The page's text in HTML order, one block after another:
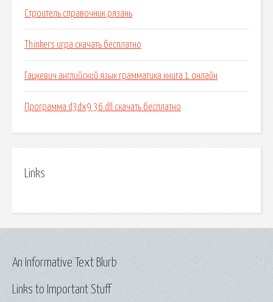
Строитель справочник рязань
Thinkers игра скачать бесплатно
Гацкевич английский язык грамматика книга 1 онлайн
Программа d3dx9 36 dll скачать бесплатно
Links
Links to Important Stuff
An Informative Text Blurb